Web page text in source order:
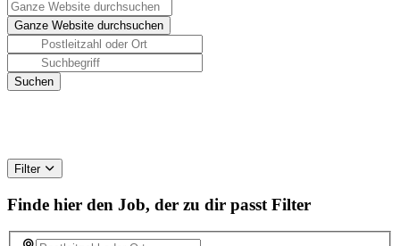
Filter
Finde hier den Job, der zu dir passt Filter